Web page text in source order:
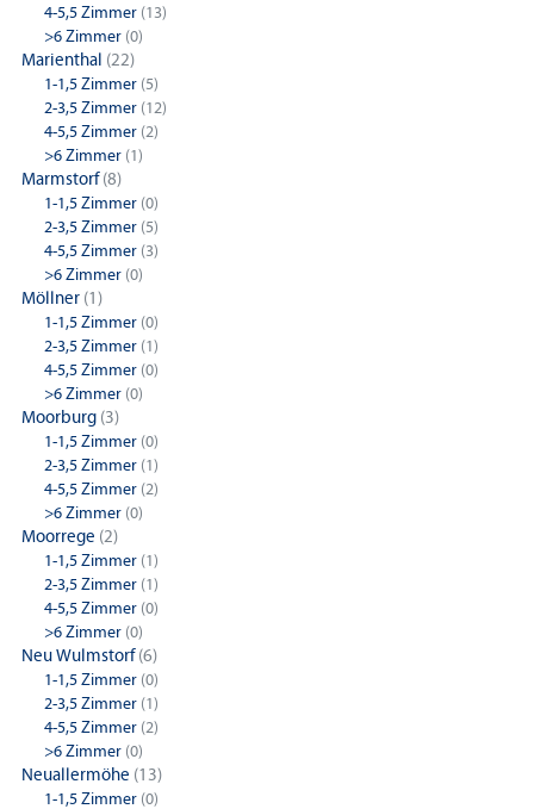
4-5,5 Zimmer (13)
>6 Zimmer (0)
Marienthal (22)
1-1,5 Zimmer (5)
2-3,5 Zimmer (12)
4-5,5 Zimmer (2)
>6 Zimmer (1)
Marmstorf(8)
1-1,5 Zimmer (0)
2-3,5 Zimmer (5)
4-5,5 Zimmer (3)
>6 Zimmer (0)
Möllner (1)
1-1,5 Zimmer (0)
2-3,5 Zimmer (1)
4-5,5 Zimmer (0)
>6 Zimmer (0)
Moorburg (3)
1-1,5 Zimmer (0)
2-3,5 Zimmer (1)
4-5,5 Zimmer (2)
>6 Zimmer (0)
Moorrege (2)
1-1,5 Zimmer (1)
2-3,5 Zimmer (1)
4-5,5 Zimmer (0)
>6 Zimmer (0)
Neu Wulmstorf(6)
1-1,5 Zimmer (0)
2-3,5 Zimmer (1)
4-5,5 Zimmer (2)
>6 Zimmer (0)
Neuallermöhe (13)
1-1,5 Zimmer (0)